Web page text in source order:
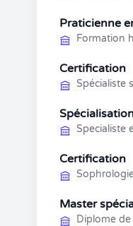
Praticienne
Formation
Certification
Spécialiste
Specialiste
Certification
Master
Diplome